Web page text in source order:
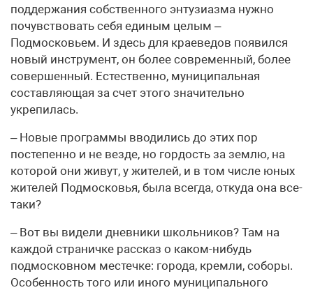
поддержания собственного энтузиазма нужно
почувствовать себя единым целым –
Подмосковьем. И здесь для краеведов появился
новый инструмент, он более современный, более
совершенный. Естественно, муниципальная
составляющая за счет этого значительно
укрепилась.
– Новые программы вводились до этих пор
постепенно и не везде, но гордость за землю, на
которой они живут, у жителей, и в том числе юных
жителей Подмосковья, была всегда, откуда она все-
таки?
– Вот вы видели дневники школьников? Там на
каждой страничке рассказ о каком-нибудь
подмосковном местечке: города, кремли, соборы.
Особенность того или иного муниципального